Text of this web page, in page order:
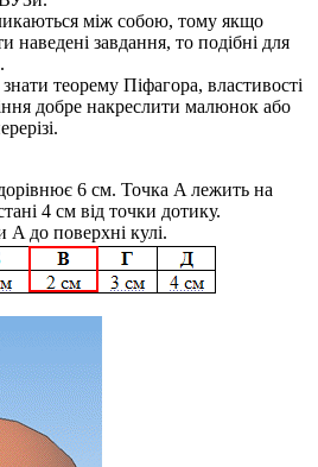
між собою, тому якщо
наведені завдання, то подібні для
теорему Піфагора, властивості
добре накреслити малюнок або
6 см. Точка A лежить на
4 см від точки дотику.
A до поверхні кулі.